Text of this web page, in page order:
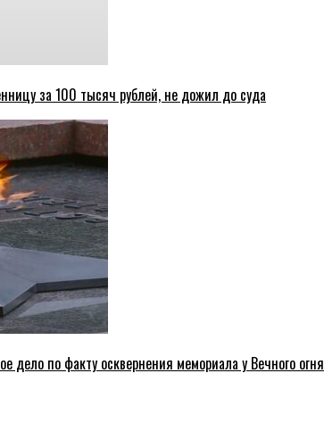
за 100 тысяч рублей, не дожил до суда
дело по факту осквернения мемориала у Вечного огня